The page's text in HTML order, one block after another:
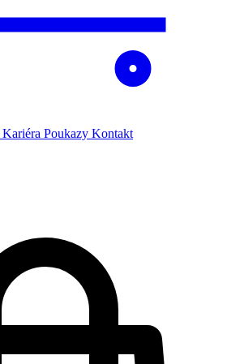
Kariéra Poukazy Kontakt